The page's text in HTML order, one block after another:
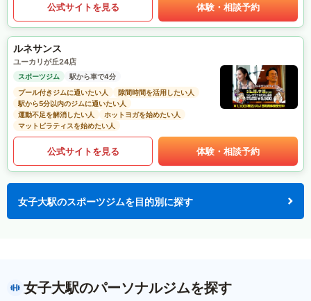
公式サイトを見る 体験・相談予約
ルネサンス
ユーカリが丘24店
スポーツジム
駅から車で4分
プール付きジムに通いたい人
隙間時間を活用したい人
駅から5分以内のジムに通いたい人
運動不足を解消したい人
ホットヨガを始めたい人
マットピラティスを始めたい人
公式サイトを見る 体験・相談予約
女子大駅のスポーツジムを目的別に探す
女子大駅のパーソナルジムを探す